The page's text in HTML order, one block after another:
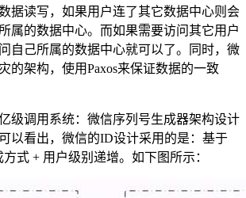
据读写，如果用户连了其它数据中心则会
属的数据中心。而如果需要访问其它用户
自己所属的数据中心就可以了。同时，微
的架构，使用Paxos来保证数据的一致
级调用系统：微信序列号生成器架构设计
以看出，微信的ID设计采用的是：基于
式 + 用户级别递增。如下图所示：